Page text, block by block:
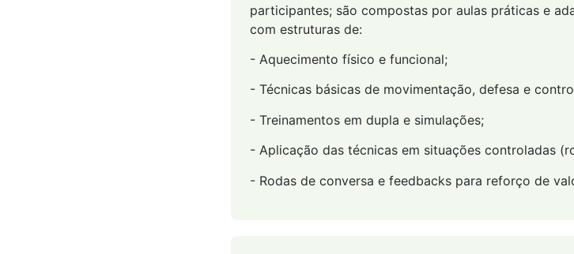
participantes; são compostas por aulas práticas e
com estruturas de:
- Aquecimento físico e funcional;
- Técnicas básicas de movimentação, defesa e
- Treinamentos em dupla e simulações;
- Aplicação das técnicas em situações controladas
- Rodas de conversa e feedbacks para reforço de